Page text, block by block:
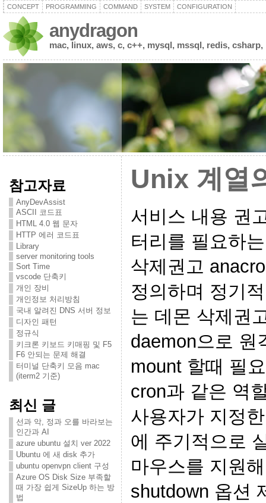
CONCEPT PROGRAMMING COMMAND SYSTEM CONFIGURATION
anydragon
mac, linux, aws, c, c++, mysql, mssql, redis,
참고자료
AnyDevAssist
ASCII 코드표
HTML 4.0 웹 문자
HTTP 에러 코드표
Library
server monitoring tools
Sort Time
vscode 단축키
개인 장비
개인정보 처리방침
국내 알려진 DNS 서버 정보
디자인 패턴
정규식
키크론 키보드 키매핑 및 F5
F6 안되는 문제 해결
터미널 단축키 모음 mac
(iterm2 기준)
최신 글
선과 악, 정과 오를 바라보는
인간과 AI
azure ubuntu 설치 ver 2022
Ubuntu 에 새 disk 추가
ubuntu openvpn client 구성
Azure OS Disk Size 부족할
때 가장 쉽게 SizeUp 하는 방
법
Unix 계열
서비스 내용 권
터리를 필요하
삭제권고
정의하며 정기
는 데몬 삭제권
daemon으로 원
mount 할때 필
cron과 같은 역
사용자가 지정
에 주기적으로
마우스를 지원
shutdown 옵션